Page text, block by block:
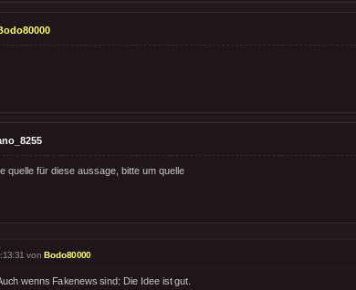
quelle für diese aussage, bitte um quelle
von Bodo80000
wenns Fakenews sind: Die Idee ist gut.